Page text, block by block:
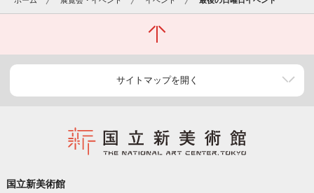
サイトマップを開く
国立新美術館